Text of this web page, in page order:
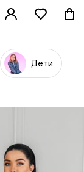
Дети